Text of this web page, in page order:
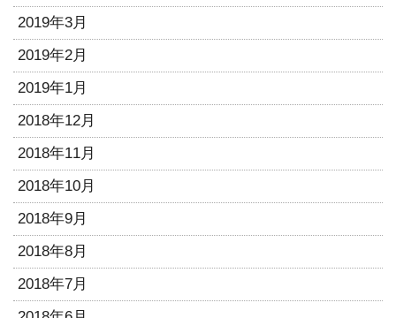
2019年3月
2019年2月
2019年1月
2018年12月
2018年11月
2018年10月
2018年9月
2018年8月
2018年7月